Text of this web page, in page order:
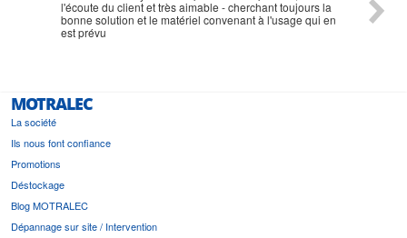
l'écoute du client et très aimable - cherchant toujours la
bonne solution et le matériel convenant à l'usage qui en
est prévu
MOTRALEC
La société
Ils nous font confiance
Promotions
Déstockage
Blog MOTRALEC
Dépannage sur site / Intervention